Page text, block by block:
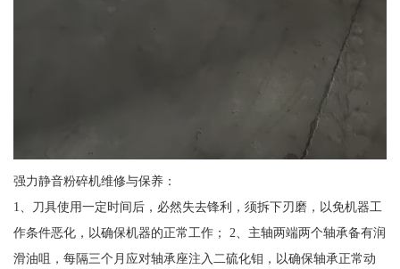
强力静音粉碎机维修与保养：
1、刀具使用一定时间后，必然失去锋利，须拆下刃磨，以免机器工
作条件恶化，以确保机器的正常工作； 2、主轴两端两个轴承备有润
滑油咀，每隔三个月应对轴承座注入二硫化钼，以确保轴承正常动